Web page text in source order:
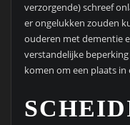
verzorgende) schreef
er ongelukken zouden
ouderen met dementie
verstandelijke
komen om een plaats